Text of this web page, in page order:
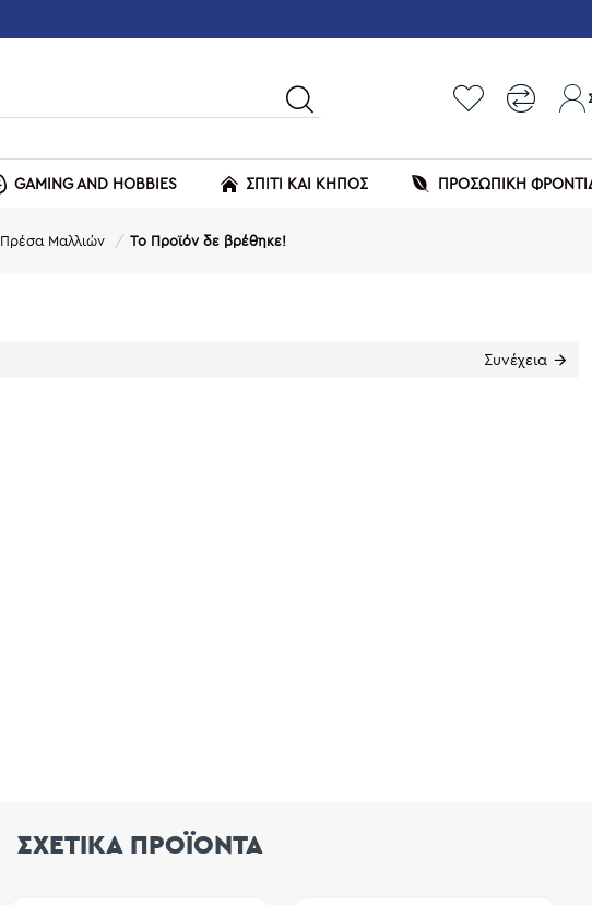
GAMING AND HOBBIES ΣΠΙΤΙ ΚΑΙ ΚΗΠΟΣ ΠΡΟΣΩΠΙΚΗ
Πρέσα Μαλλιών Το Προϊόν δε βρέθηκε!
Συνέχεια
ΣΧΕΤΙΚΑ ΠΡΟΪΟΝΤΑ